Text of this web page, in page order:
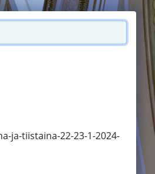
ja-tiistaina-22-23-1-2024-